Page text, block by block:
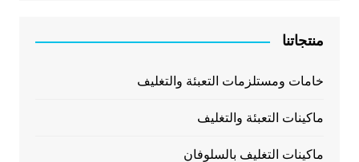
منتجاتنا
خامات ومستلزمات التعبئة والتغليف
ماكينات التعبئة والتغليف
ماكينات التغليف بالسلوفان